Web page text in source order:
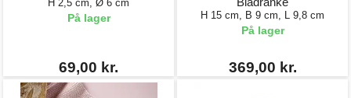
H 2,5 cm, Ø 6 cm
På lager
69,00 kr.
H 15 cm, B 9 cm, L 9,8 cm
På lager
369,00 kr.